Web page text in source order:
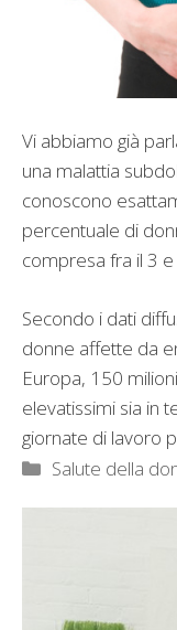
Vi abbiamo già
una malattia
conoscono
percentuale di
compresa fra il 3
Secondo i dati
donne affette da
Europa, 150
elevatissimi sia in
giornate di lavoro
Categorie
Salute della